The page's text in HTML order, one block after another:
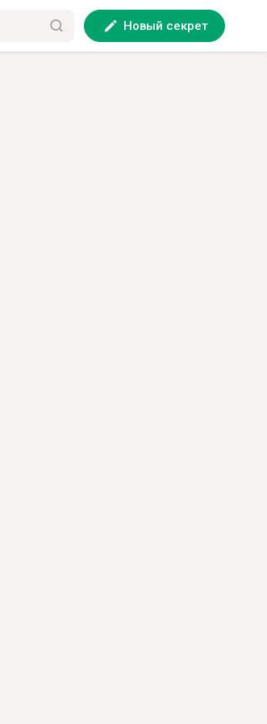
Новый секрет